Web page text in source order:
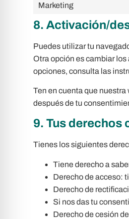
Marketing
8. Activación/
Puedes utilizar tu
Otra opción es cambiar
opciones, consulta las
Ten en cuenta que
después de tu
9. Tus derechos
Tienes los siguientes
Tiene derecho a
Derecho de acceso:
Derecho de
Si nos das tu
Derecho de cesión